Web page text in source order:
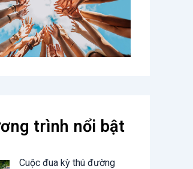
trình nổi bật
Cuộc đua kỳ thú đường